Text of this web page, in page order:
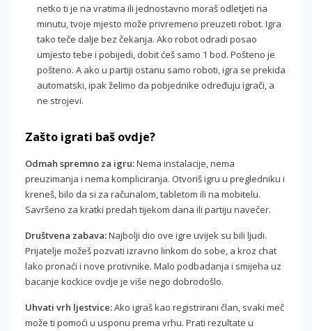
netko ti je na vratima ili jednostavno moraš odletjeti na
minutu, tvoje mjesto može privremeno preuzeti robot. Igra
tako teče dalje bez čekanja. Ako robot odradi posao
umjesto tebe i pobijedi, dobit ćeš samo 1 bod. Pošteno je
pošteno. A ako u partiji ostanu samo roboti, igra se prekida
automatski, ipak želimo da pobjednike određuju igrači, a
ne strojevi.
Zašto igrati baš ovdje?
Odmah spremno za igru:Nema instalacije, nema
preuzimanja i nema kompliciranja. Otvoriš igru u pregledniku i
kreneš, bilo da si za računalom, tabletom ili na mobitelu.
Savršeno za kratki predah tijekom dana ili partiju navečer.
Društvena zabava:Najbolji dio ove igre uvijek su bili ljudi.
Prijatelje možeš pozvati izravno linkom do sobe, a kroz chat
lako pronaći i nove protivnike. Malo podbadanja i smijeha uz
bacanje kockice ovdje je više nego dobrodošlo.
Uhvati vrh ljestvice:Ako igraš kao registrirani član, svaki meč
može ti pomoći u usponu prema vrhu. Prati rezultate u